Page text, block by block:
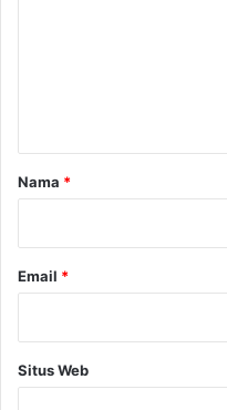
r
Nama *
Email *
Situs Web